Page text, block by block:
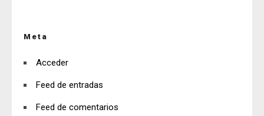
Meta
Acceder
Feed de entradas
Feed de comentarios